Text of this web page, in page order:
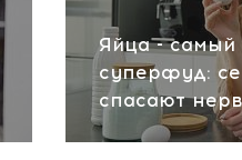
Яйца - самый
суперфуд:
спасают